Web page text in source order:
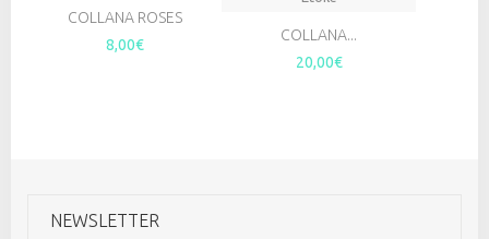
COLLANA ROSES
8,00€
COLLANA...
20,00€
NEWSLETTER